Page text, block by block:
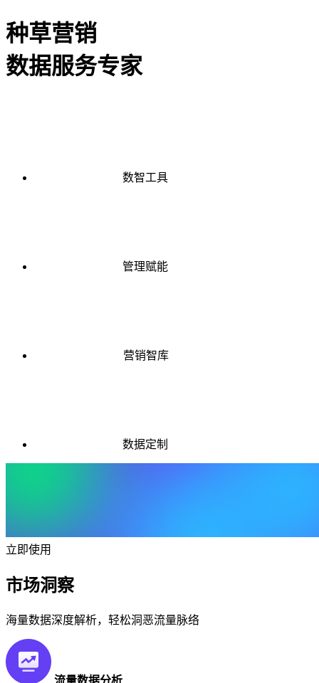
种草营销
数据服务专家
数智工具
管理赋能
营销智库
数据定制
立即使用
市场洞察
海量数据深度解析，轻松洞恶流量脉络
流量数据分析